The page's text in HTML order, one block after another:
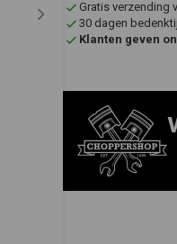
Gratis verzending
30 dagen
Klanten geven